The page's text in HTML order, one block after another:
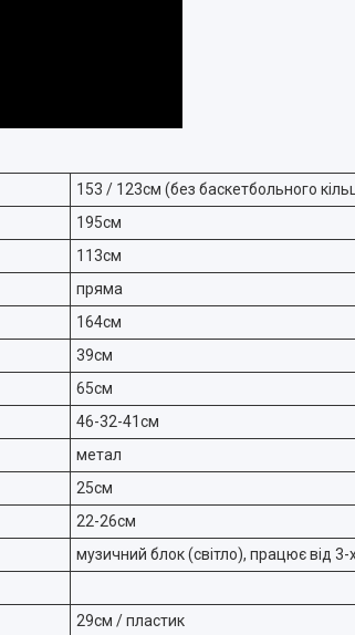
153 / 123см (без баскетбольного
195см
113см
пряма
164см
39см
65см
46-32-41см
метал
25см
22-26см
музичний блок (світло), працює від
29см / пластик